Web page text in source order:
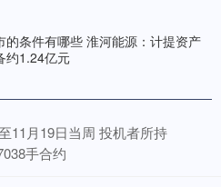
的条件有哪些 淮河能源：计提资产
约1.24亿元
11月19日当周 投机者所持
手合约